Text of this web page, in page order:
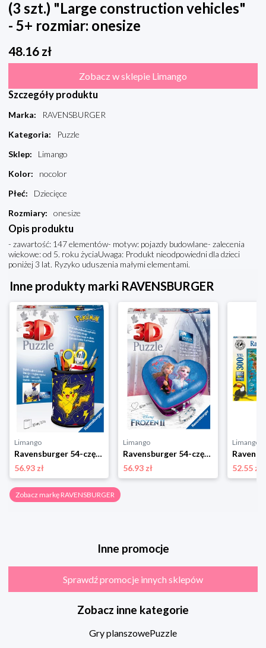
(3 szt.) "Large construction vehicles"
- 5+ rozmiar: onesize
48.16 zł
Zobacz w sklepie Limango
Szczegóły produktu
Marka:
RAVENSBURGER
Kategoria:
Puzzle
Sklep:
Limango
Kolor:
nocolor
Płeć:
Dziecięce
Rozmiary: onesize
Opis produktu
- zawartość: 147 elementów- motyw: pojazdy budowlane- zalecenia
wiekowe: od 5. roku życiaUwaga: Produkt nieodpowiedni dla dzieci
poniżej 3 lat. Ryzyko uduszenia małymi elementami.
Inne produkty marki RAVENSBURGER
Limango
Ravensburger 54-częściowe puzzle 3D "Utensilo Pokémon" - 6+ rozmiar: onesize
56.93 zł
Limango
Ravensburger 54-częściowe puzzle 3D "Kraina Lodu 2" - 6+ rozmiar: onesize
56.93 zł
Limango
52.55 zł
Zobacz markę RAVENSBURGER
Inne promocje
Sprawdź promocje innych sklepów
Zobacz inne kategorie
Gry planszowePuzzle